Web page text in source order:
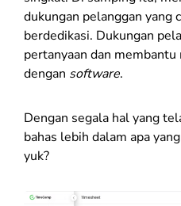
dukungan pelanggan yang
berdedikasi. Dukungan
pertanyaan dan
dengan software.
Dengan segala hal yang
bahas lebih dalam apa
yuk?